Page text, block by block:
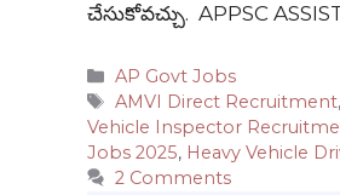
చేసుకోవచ్చు. APPSC
Categories
AP Govt Jobs
Tags
AMVI Direct Recruitment
Vehicle Inspector
Jobs 2025, Heavy Vehicle
2 Comments